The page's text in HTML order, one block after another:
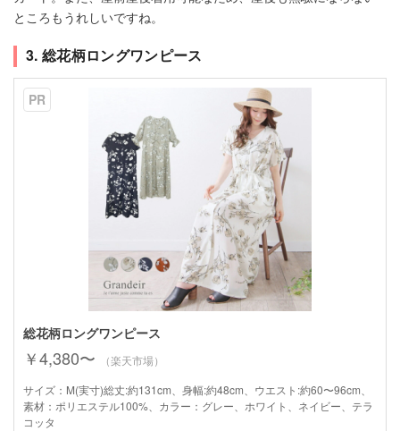
ところもうれしいですね。
3. 総花柄ロングワンピース
PR
総花柄ロングワンピース
￥4,380〜
（楽天市場）
サイズ：M(実寸)総丈:約131cm、身幅:約48cm、ウエスト:約60〜96cm、
素材：ポリエステル100%、カラー：グレー、ホワイト、ネイビー、テラ
コッタ